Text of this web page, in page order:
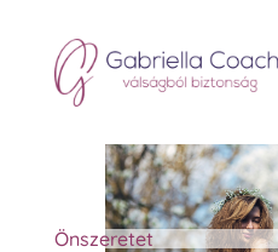
Önszeretet